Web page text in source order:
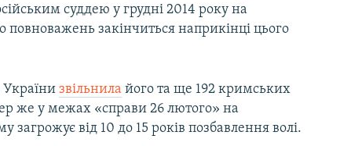
суддею у грудні 2014 року на
закінчиться наприкінці цього
Українизвільнила його та ще 192 кримських
же у межах «справи 26 лютого» на
загрожує від 10 до 15 років позбавлення волі.